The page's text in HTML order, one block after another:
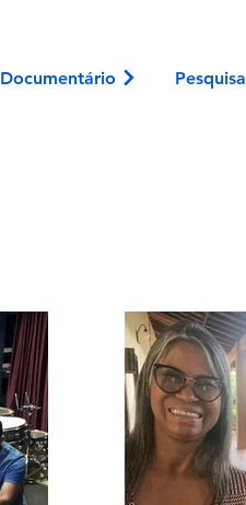
Documentário Pesquisa